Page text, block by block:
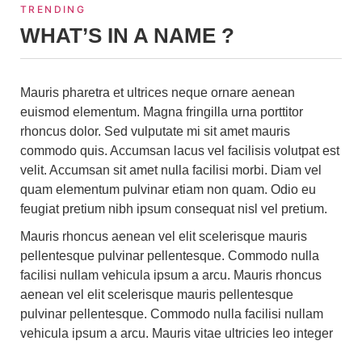
TRENDING
WHAT’S IN A NAME ?
Mauris pharetra et ultrices neque ornare aenean
euismod elementum. Magna fringilla urna porttitor
rhoncus dolor. Sed vulputate mi sit amet mauris
commodo quis. Accumsan lacus vel facilisis volutpat est
velit. Accumsan sit amet nulla facilisi morbi. Diam vel
quam elementum pulvinar etiam non quam. Odio eu
feugiat pretium nibh ipsum consequat nisl vel pretium.
Mauris rhoncus aenean vel elit scelerisque mauris
pellentesque pulvinar pellentesque. Commodo nulla
facilisi nullam vehicula ipsum a arcu. Mauris rhoncus
aenean vel elit scelerisque mauris pellentesque
pulvinar pellentesque. Commodo nulla facilisi nullam
vehicula ipsum a arcu. Mauris vitae ultricies leo integer